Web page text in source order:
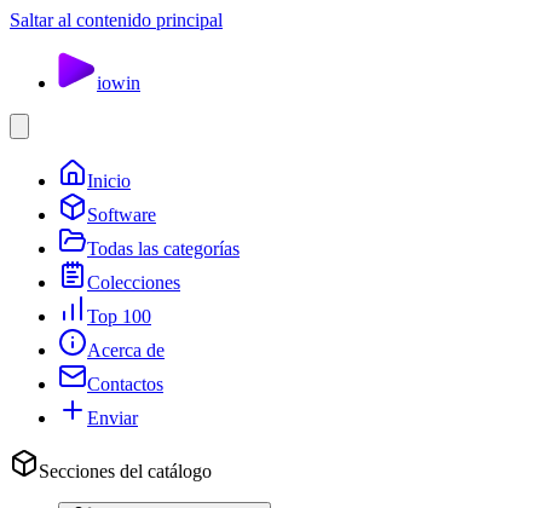
Saltar al contenido principal
iowin
Inicio
Software
Todas las categorías
Colecciones
Top 100
Acerca de
Contactos
Enviar
Secciones del catálogo